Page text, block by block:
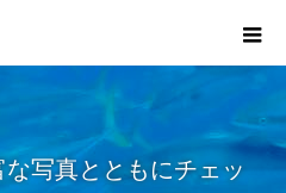
写真とともにチェッ